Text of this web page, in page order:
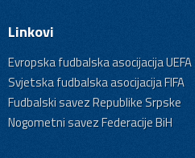
Linkovi
Evropska fudbalska asocijacija UEFA
Svjetska fudbalska asocijacija FIFA
Fudbalski savez Republike Srpske
Nogometni savez Federacije BiH